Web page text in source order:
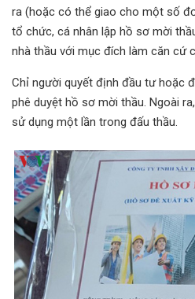
ra (hoặc có thể giao cho một số
tổ chức, cá nhân lập hồ sơ mời
nhà thầu với mục đích làm căn cứ
Chỉ người quyết định đầu tư hoặc
phê duyệt hồ sơ mời thầu. Ngoài
sử dụng một lần trong đấu thầu.